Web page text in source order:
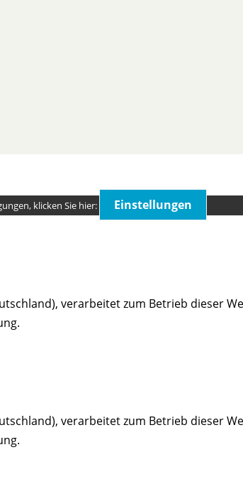
klicken Sie hier: Einstellungen
verarbeitet zum Betrieb
verarbeitet zum Betrieb